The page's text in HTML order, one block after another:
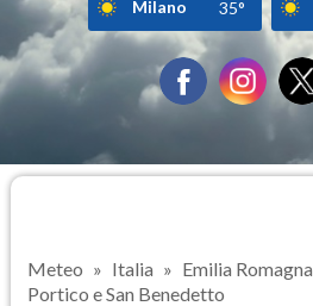
Milano 35°
Meteo Italia
Emilia Romagna
Portico e San Benedetto